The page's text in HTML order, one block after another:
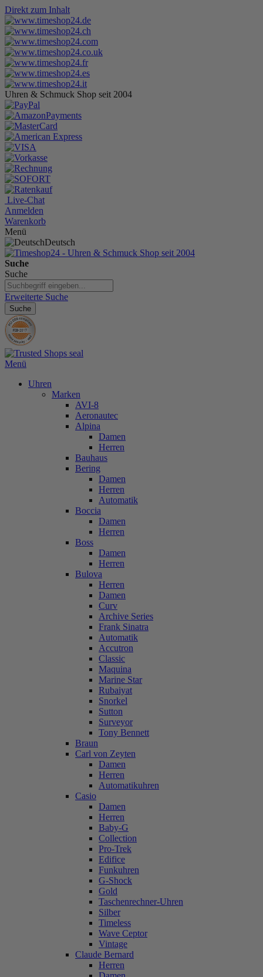
Direkt zum Inhalt
Uhren & Schmuck Shop seit 2004
Live-Chat
Anmelden
Warenkorb
Menü
Deutsch
Suche
Suche
Erweiterte Suche
Suche
Menü
Uhren
Marken
AVI-8
Aeronautec
Alpina
Damen
Herren
Bauhaus
Bering
Damen
Herren
Automatik
Boccia
Damen
Herren
Boss
Damen
Herren
Bulova
Herren
Damen
Curv
Archive Series
Frank Sinatra
Automatik
Accutron
Classic
Maquina
Marine Star
Rubaiyat
Snorkel
Sutton
Surveyor
Tony Bennett
Braun
Carl von Zeyten
Damen
Herren
Automatikuhren
Casio
Damen
Herren
Baby-G
Collection
Pro-Trek
Edifice
Funkuhren
G-Shock
Gold
Taschenrechner-Uhren
Silber
Timeless
Wave Ceptor
Vintage
Claude Bernard
Herren